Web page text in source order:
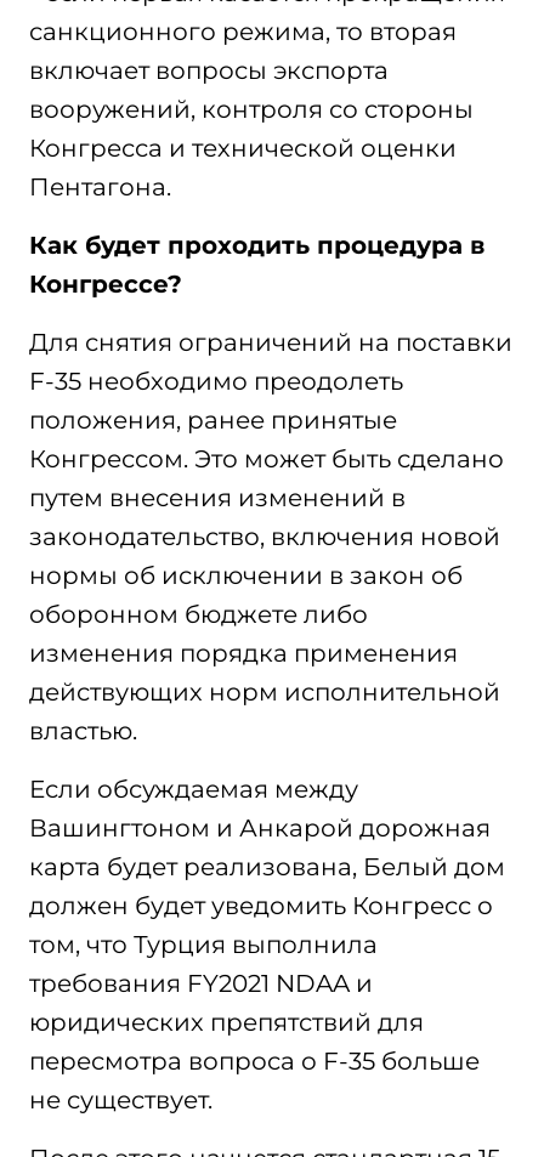
санкционного режима, то вторая
включает вопросы экспорта
вооружений, контроля со стороны
Конгресса и технической оценки
Пентагона.
Как будет проходить процедура в
Конгрессе?
Для снятия ограничений на поставки
F-35 необходимо преодолеть
положения, ранее принятые
Конгрессом. Это может быть сделано
путем внесения изменений в
законодательство, включения новой
нормы об исключении в закон об
оборонном бюджете либо
изменения порядка применения
действующих норм исполнительной
властью.
Если обсуждаемая между
Вашингтоном и Анкарой дорожная
карта будет реализована, Белый дом
должен будет уведомить Конгресс о
том, что Турция выполнила
требования FY2021 NDAA и
юридических препятствий для
пересмотра вопроса о F-35 больше
не существует.